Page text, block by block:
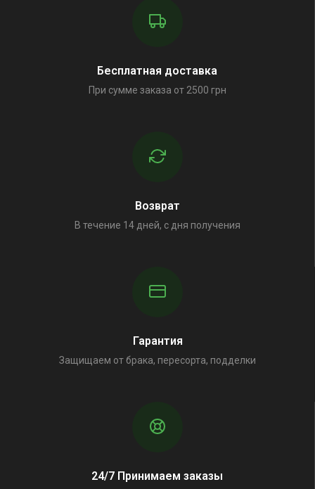
Бесплатная доставка
При сумме заказа от 2500 грн
Возврат
В течение 14 дней, с дня получения
Гарантия
Защищаем от брака, пересорта, подделки
24/7 Принимаем заказы